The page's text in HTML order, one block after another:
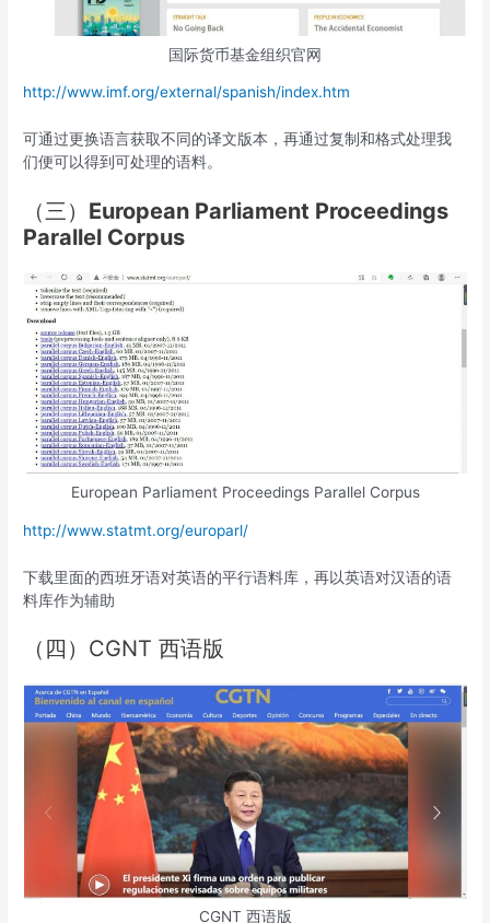
国际货币基金组织官网
http://www.imf.org/external/spanish/index.htm
可通过更换语言获取不同的译文版本，再通过复制和格式处理我
们便可以得到可处理的语料。
（三） European Parliament Proceedings
Parallel Corpus
European Parliament Proceedings Parallel Corpus
http://www.statmt.org/europarl/
下载里面的西班牙语对英语的平行语料库，再以英语对汉语的语
料库作为辅助
（四）CGNT 西语版
CGNT 西语版